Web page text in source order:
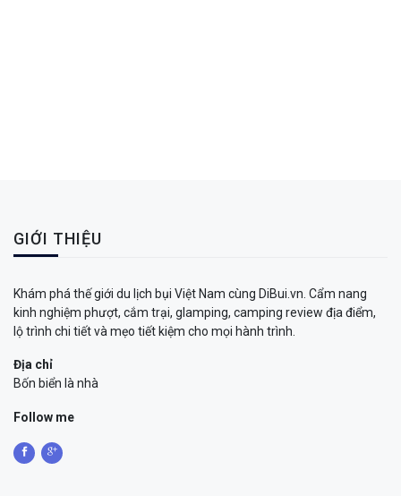
GIỚI THIỆU
Khám phá thế giới du lịch bụi Việt Nam cùng DiBui.vn. Cẩm nang
kinh nghiệm phượt, cắm trại, glamping, camping review địa điểm,
lộ trình chi tiết và mẹo tiết kiệm cho mọi hành trình.
Địa chỉ
Bốn biển là nhà
Follow me